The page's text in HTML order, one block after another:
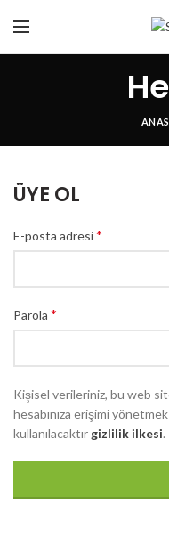
ÜYE OL
E-posta adresi*
Parola *
Kişisel verileriniz, bu web
hesabınıza erişimi
kullanılacaktır gizlilik ilkesi.